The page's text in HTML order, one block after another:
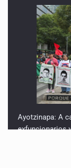
Ayotzinapa: A
exfuncionarios